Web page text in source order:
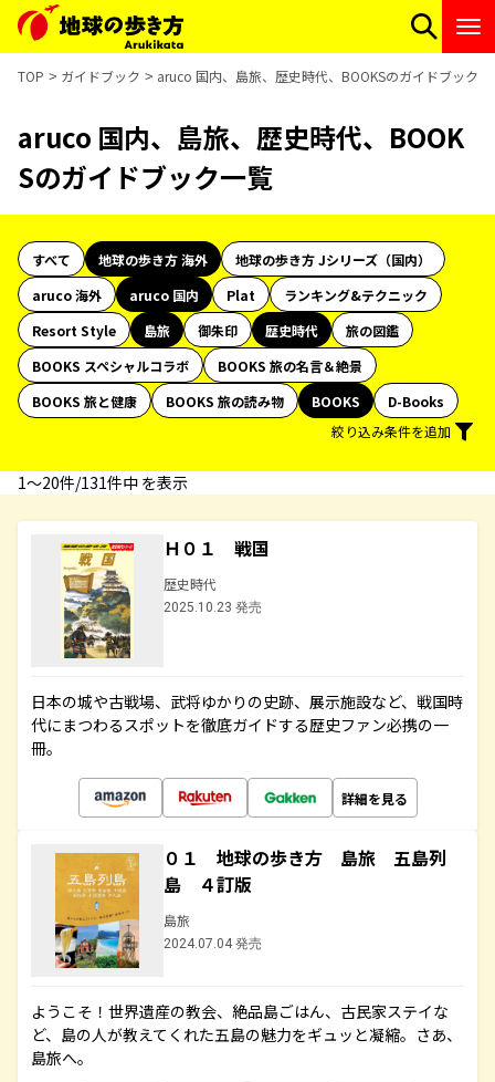
TOP ガイドブック aruco 国内、島旅、歴史時代、BOOKSのガイドブック一
aruco 国内、島旅、歴史時代、BOOK
Sのガイドブック一覧
すべて 地球の歩き方 海外
地球の歩き方 Jシリーズ（国内）
aruco 海外
aruco 国内 Plat
ランキング&テクニック
Resort Style
島旅 御朱印 歴史時代
旅の図鑑
BOOKS スペシャルコラボ
BOOKS 旅の名言＆絶景
BOOKS 旅と健康
BOOKS 旅の読み物 BOOKS
D-Books
絞り込み条件を追加
1〜20件/131件中 を表示
Ｈ０１ 戦国
歴史時代
2025.10.23 発売
日本の城や古戦場、武将ゆかりの史跡、展示施設など、戦国時
代にまつわるスポットを徹底ガイドする歴史ファン必携の一
冊。
詳細を見る
０１ 地球の歩き方 島旅 五島列
島 ４訂版
島旅
2024.07.04 発売
ようこそ！世界遺産の教会、絶品島ごはん、古民家ステイな
ど、島の人が教えてくれた五島の魅力をギュッと凝縮。さあ、
島旅へ。